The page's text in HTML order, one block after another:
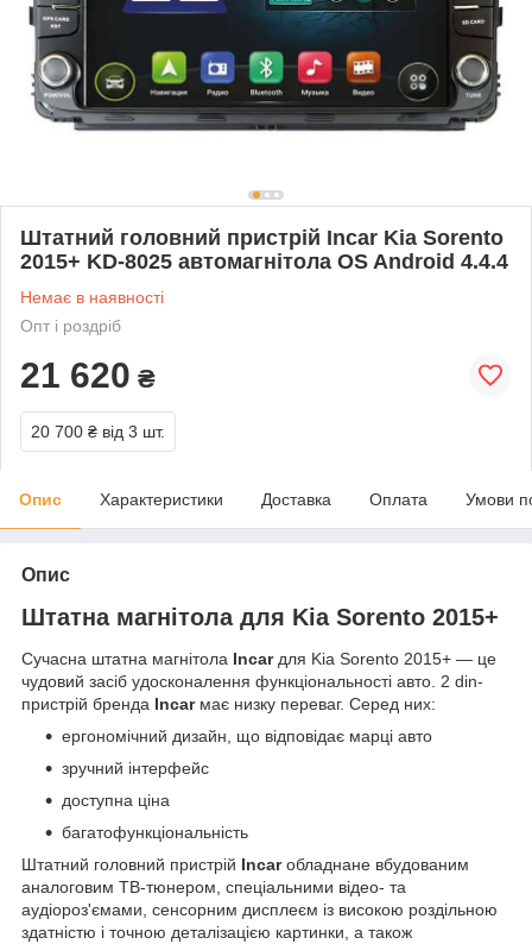
Штатний головний пристрій Incar Kia Sorento
2015+ KD-8025 автомагнітола OS Android 4.4.4
Немає в наявності
Опт і роздріб
21 620 ₴
20 700 ₴ від 3 шт.
Опис Характеристики Доставка Оплата Умови
Опис
Штатна магнітола для Kia Sorento 2015+
Сучасна штатна магнітола Incarдля Kia Sorento 2015+ — це
чудовий засіб удосконалення функціональності авто. 2 din-
пристрій бренда Incarмає низку переваг. Серед них:
ергономічний дизайн, що відповідає марці авто
зручний інтерфейс
доступна ціна
багатофункціональність
Штатний головний пристрій Incarобладнане вбудованим
аналоговим ТВ-тюнером, спеціальними відео- та
аудіороз'ємами, сенсорним дисплеєм із високою роздільною
здатністю і точною деталізацією картинки, а також